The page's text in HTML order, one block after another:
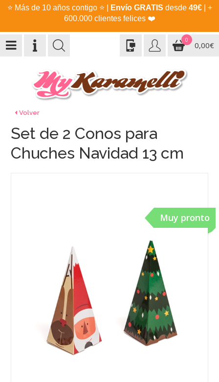
⭐ Más de 10 años contigo ⭐ Envío GRATIS desde 49€| +
600.000 clientes felices ❤️
0
0,00€
Volver
Muy pronto
Set de 2 Conos para
Chuches Navidad 13 cm